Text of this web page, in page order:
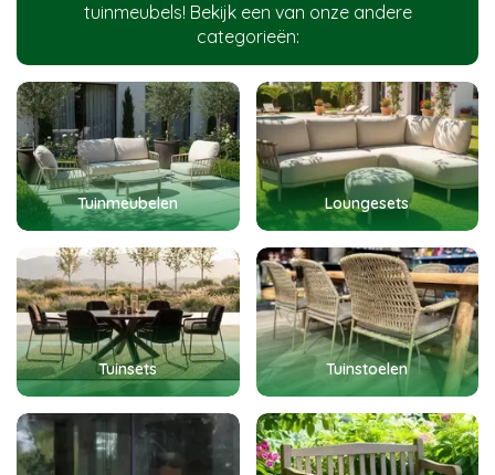
tuinmeubels! Bekijk een van onze andere
categorieën:
Tuinmeubelen Loungesets
Tuinsets Tuinstoelen